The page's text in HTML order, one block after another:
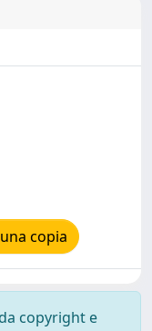
copia
copyright e